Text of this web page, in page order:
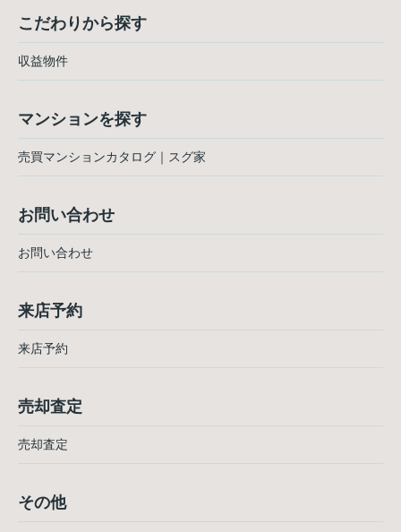
こだわりから探す
収益物件
マンションを探す
売買マンションカタログ｜スグ家
お問い合わせ
お問い合わせ
来店予約
来店予約
売却査定
売却査定
その他